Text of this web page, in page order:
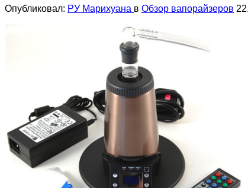
Опубликовал: РУ Марихуана в Обзор вапорайзеров